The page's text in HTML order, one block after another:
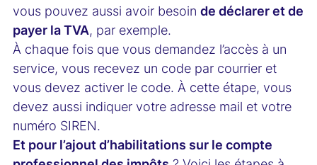
vous pouvez aussi avoir besoin de déclarer et de
payer la TVA, par exemple.
À chaque fois que vous demandez l’accès à un
service, vous recevez un code par courrier et
vous devez activer le code. À cette étape, vous
devez aussi indiquer votre adresse mail et votre
numéro SIREN.
Et pour l’ajout d’habilitations sur le compte